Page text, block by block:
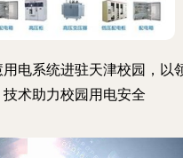
电系统进驻天津校园，以
技术助力校园用电安全